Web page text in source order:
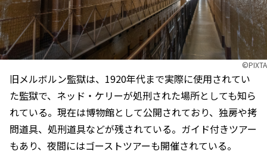
©︎PIXTA
旧メルボルン監獄は、1920年代まで実際に使用されてい
た監獄で、ネッド・ケリーが処刑された場所としても知ら
れている。現在は博物館として公開されており、独房や拷
問道具、処刑道具などが残されている。ガイド付きツアー
もあり、夜間にはゴーストツアーも開催されている。